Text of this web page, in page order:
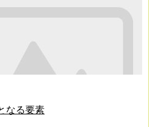
なる要素